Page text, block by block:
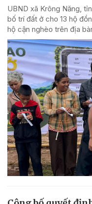
UBND xã Krông Năng,
bố trí đất ở cho 13 hộ
hộ cận nghèo trên địa